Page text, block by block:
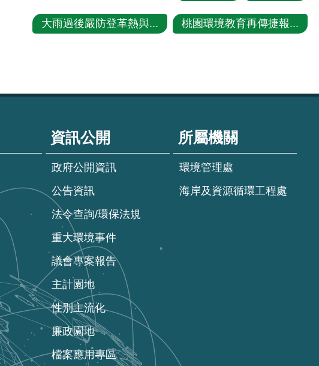
大雨過後嚴防登革熱與... 桃園環境教育再傳捷報...
資訊公開
政府公開資訊
公告資訊
法令查詢/環保法規
重大環境事件
議會專案報告
主計園地
性別主流化
廉政園地
檔案應用專區
所屬機關
環境管理處
海岸及資源循環工程處